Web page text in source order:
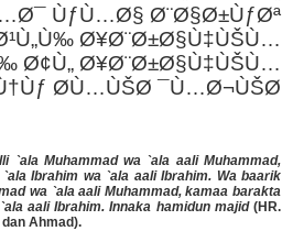
ÙƒÙ…Ø§ Ø¨Ø§Ø±ÙƒØª
Ø¥Ø¨Ø±Ø§Ù‡ÙŠÙ…
Ø¢Ù„ Ø¥Ø¨Ø±Ø§Ù‡ÙŠÙ…
Ø­Ù…ÙŠØ¯
Ù…Ø¬ÙŠØ¯
`ala Muhammad wa `ala aali Muhammad,
Ibrahim wa `ala aali Ibrahim. Wa baarik
wa `ala aali Muhammad, kamaa barakta
aali Ibrahim. Innaka hamidun majid (HR.
Ahmad).